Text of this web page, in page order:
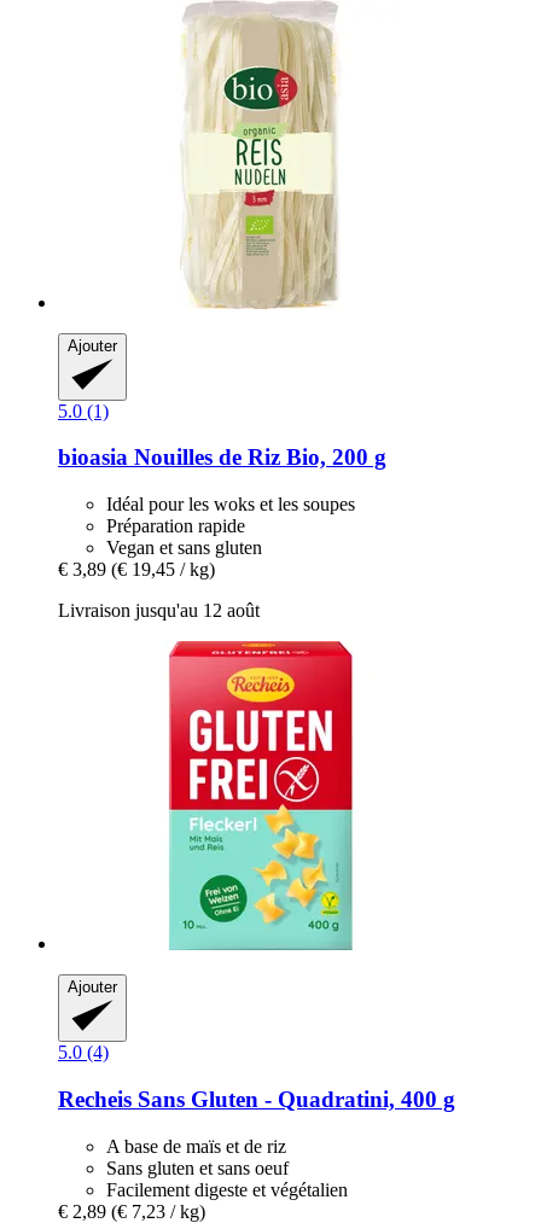
Ajouter
5.0 (1)
bioasia Nouilles de Riz Bio, 200 g
Idéal pour les woks et les soupes
Préparation rapide
Vegan et sans gluten
€ 3,89 (€ 19,45 / kg)
Livraison jusqu'au 12 août
Ajouter
5.0 (4)
Recheis Sans Gluten -​ Quadratini, 400 g
A base de maïs et de riz
Sans gluten et sans oeuf
Facilement digeste et végétalien
€ 2,89 (€ 7,23 / kg)